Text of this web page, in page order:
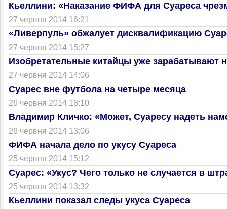
Кьеллини: «Наказание ФИФА для Суареса
27 червня 2014 16:21
«Ливерпуль» обжалует дисквалификацию
27 червня 2014 15:27
Изобретательные китайцы уже зарабатывают
27 червня 2014 14:06
Суарес вне футбола на четыре месяца
26 червня 2014 18:10
Владимир Кличко: «Может, Суаресу надеть
26 червня 2014 13:06
ФИФА начала дело по укусу Суареса
25 червня 2014 15:12
Суарес: «Укус? Чего только не случается в
25 червня 2014 13:32
Кьеллини показал следы укуса Суареса